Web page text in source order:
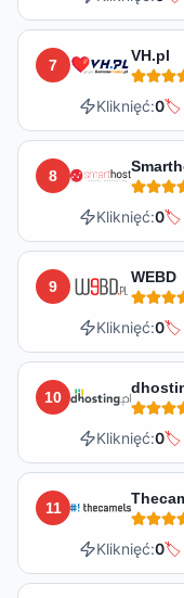
7
VH.pl
Kliknięć:0🏷️
8
Kliknięć:0🏷️
9
WEBD
Kliknięć:0🏷️
10
Kliknięć:0🏷️
11
Kliknięć:0🏷️